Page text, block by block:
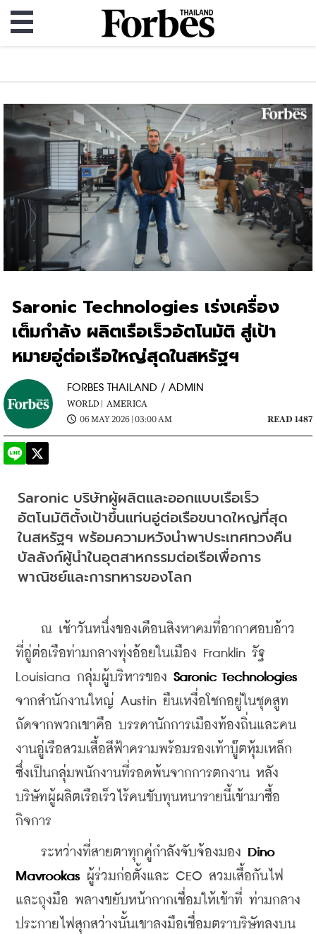
Saronic Technologies เร่งเครื่อง
เต็มกำลัง ผลิตเรือเร็วอัตโนมัติ สู่เป้า
หมายอู่ต่อเรือใหญ่สุดในสหรัฐฯ
FORBES THAILAND / ADMIN
WORLD | AMERICA
06 MAY 2026 | 03:00 AM
READ 1487
Saronic บริษัทผู้ผลิตและออกแบบเรือเร็ว
อัตโนมัติตั้งเป้าขึ้นแท่นอู่ต่อเรือขนาดใหญ่ที่สุด
ในสหรัฐฯ พร้อมความหวังนำพาประเทศทวงคืน
บัลลังก์ผู้นำในอุตสาหกรรมต่อเรือเพื่อการ
พาณิชย์และการทหารของโลก
ณ เช้าวันหนึ่งของเดือนสิงหาคมที่อากาศอบอ้าว
ที่อู่ต่อเรือท่ามกลางทุ่งอ้อยในเมือง Franklin รัฐ
Louisiana กลุ่มผู้บริหารของ Saronic Technologies
จากสำนักงานใหญ่ Austin ยืนเหงื่อโชกอยู่ในชุดสูท
ถัดจากพวกเขาคือ บรรดานักการเมืองท้องถิ่นและคน
งานอู่เรือสวมเสื้อสีฟ้าครามพร้อมรองเท้าบู๊ตหุ้มเหล็ก
ซึ่งเป็นกลุ่มพนักงานที่รอดพ้นจากการตกงาน หลัง
บริษัทผู้ผลิตเรือเร็วไร้คนขับทุนหนารายนี้เข้ามาซื้อ
กิจการ
ระหว่างที่สายตาทุกคู่กำลังจับจ้องมอง Dino
Mavrookas ผู้ร่วมก่อตั้งและ CEO สวมเสื้อกันไฟ
และถุงมือ พลางขยับหน้ากากเชื่อมให้เข้าที่ ท่ามกลาง
ประกายไฟสุกสว่างนั้นเขาลงมือเชื่อมตราบริษัทลงบน